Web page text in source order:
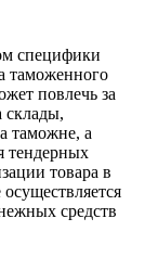
специфики
таможенного
повлечь за
склады,
таможне, а
тендерных
товара в
средств